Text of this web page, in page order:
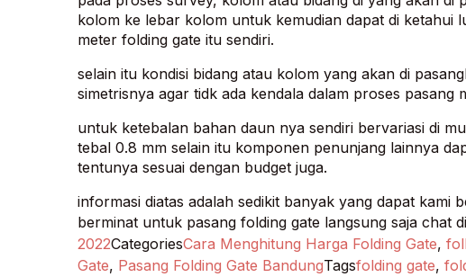
kolom ke lebar kolom untuk kemudian dapat di ketahui
meter folding gate itu sendiri.
selain itu kondisi bidang atau kolom yang akan di
simetrisnya agar tidk ada kendala dalam proses
untuk ketebalan bahan daun nya sendiri bervariasi di
tebal 0.8 mm selain itu komponen penunjang lainnya
tentunya sesuai dengan budget juga.
informasi diatas adalah sedikit banyak yang dapat kami
berminat untuk pasang folding gate langsung saja chat
2022CategoriesCara Menghitung Harga Folding Gate,
Gate, Pasang Folding Gate BandungTagsfolding gate,